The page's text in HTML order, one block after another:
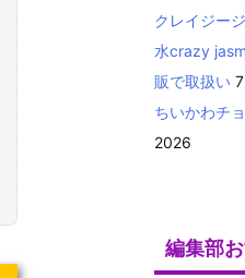
クレイジー
水crazy
販で取扱い
ちいかわチ
2026
編集部